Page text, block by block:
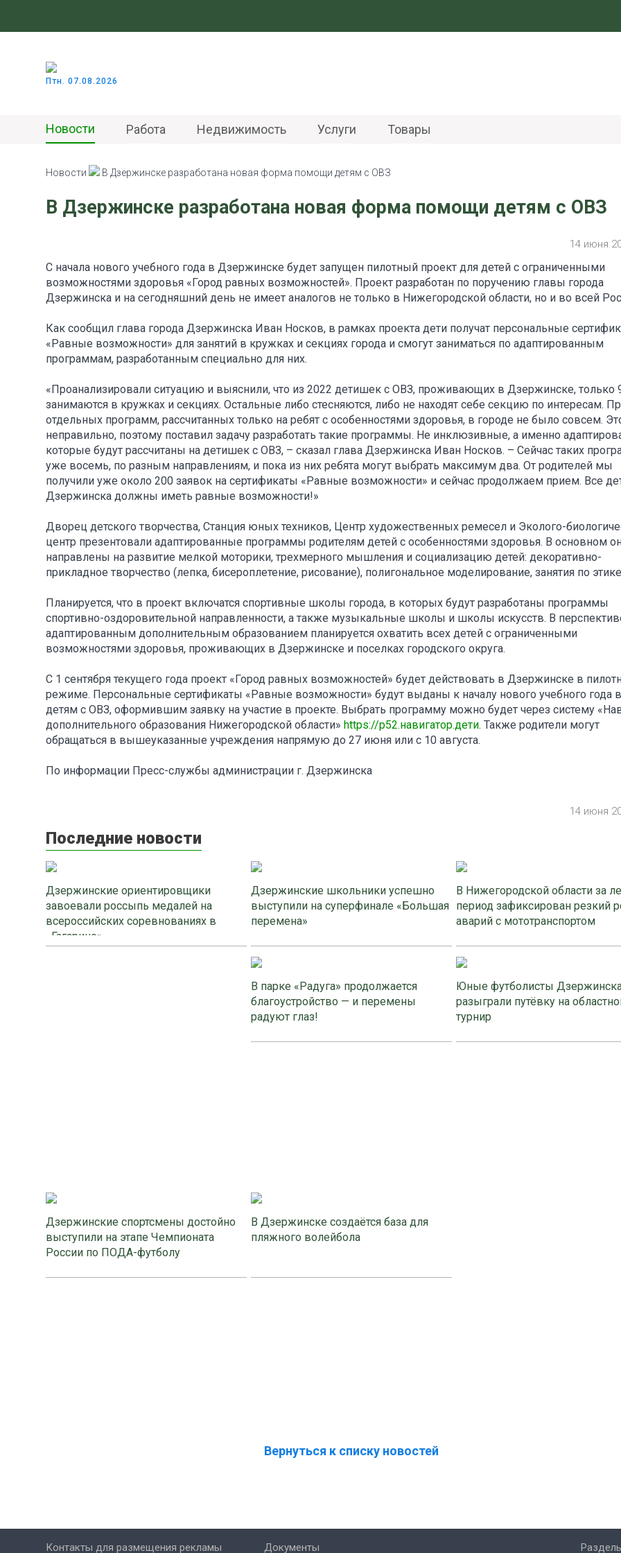
Птн. 07.08.2026
Новости Работа Недвижимость Услуги Товары
Новости В Дзержинске разработана новая форма помощи детям с ОВЗ
В Дзержинске разработана новая форма помощи детям с ОВЗ
14 июня
С начала нового учебного года в Дзержинске будет запущен пилотный проект для детей с ограниченными
возможностями здоровья «Город равных возможностей». Проект разработан по поручению главы города
Дзержинска и на сегодняшний день не имеет аналогов не только в Нижегородской области, но и во всей
Как сообщил глава города Дзержинска Иван Носков, в рамках проекта дети получат персональные
«Равные возможности» для занятий в кружках и секциях города и смогут заниматься по адаптированным
программам, разработанным специально для них.
«Проанализировали ситуацию и выяснили, что из 2022 детишек с ОВЗ, проживающих в Дзержинске, только
занимаются в кружках и секциях. Остальные либо стесняются, либо не находят себе секцию по интересам.
отдельных программ, рассчитанных только на ребят с особенностями здоровья, в городе не было совсем.
неправильно, поэтому поставил задачу разработать такие программы. Не инклюзивные, а именно
которые будут рассчитаны на детишек с ОВЗ, – сказал глава Дзержинска Иван Носков. – Сейчас таких
уже восемь, по разным направлениям, и пока из них ребята могут выбрать максимум два. От родителей мы
получили уже около 200 заявок на сертификаты «Равные возможности» и сейчас продолжаем прием. Все
Дзержинска должны иметь равные возможности!»
Дворец детского творчества, Станция юных техников, Центр художественных ремесел и Эколого-
центр презентовали адаптированные программы родителям детей с особенностями здоровья. В основном
направлены на развитие мелкой моторики, трехмерного мышления и социализацию детей: декоративно-
прикладное творчество (лепка, бисероплетение, рисование), полигональное моделирование, занятия по
Планируется, что в проект включатся спортивные школы города, в которых будут разработаны программы
спортивно-оздоровительной направленности, а также музыкальные школы и школы искусств. В
адаптированным дополнительным образованием планируется охватить всех детей с ограниченными
возможностями здоровья, проживающих в Дзержинске и поселках городского округа.
С 1 сентября текущего года проект «Город равных возможностей» будет действовать в Дзержинске в
режиме. Персональные сертификаты «Равные возможности» будут выданы к началу нового учебного года
детям с ОВЗ, оформившим заявку на участие в проекте. Выбрать программу можно будет через систему
дополнительного образования Нижегородской области» https://р52.навигатор.дети. Также родители могут
обращаться в вышеуказанные учреждения напрямую до 27 июня или с 10 августа.
По информации Пресс-службы администрации г. Дзержинска
14 июня
Последние новости
Дзержинские ориентировщики
завоевали россыпь медалей на
всероссийских соревнованиях в
«Гагарино»
Дзержинские школьники успешно
выступили на суперфинале «Большая
перемена»
В Нижегородской области за
период зафиксирован резкий
аварий с мототранспортом
В парке «Радуга» продолжается
благоустройство — и перемены
радуют глаз!
Юные футболисты
разыграли путёвку на
турнир
Дзержинские спортсмены достойно
выступили на этапе Чемпионата
России по ПОДА-футболу
В Дзержинске создаётся база для
пляжного волейбола
Вернуться к списку новостей
Контакты для размещения рекламы Документы